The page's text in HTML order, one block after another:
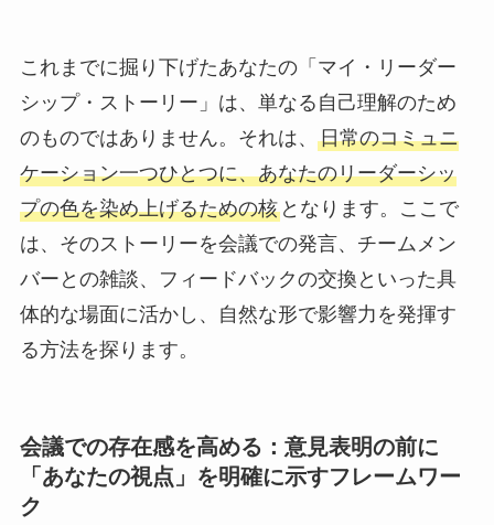
これまでに掘り下げたあなたの「マイ・リーダー
シップ・ストーリー」は、単なる自己理解のため
のものではありません。それは、 日常のコミュニ
ケーション一つひとつに、あなたのリーダーシッ
プの色を染め上げるための核となります。ここで
は、そのストーリーを会議での発言、チームメン
バーとの雑談、フィードバックの交換といった具
体的な場面に活かし、自然な形で影響力を発揮す
る方法を探ります。
会議での存在感を高める：意見表明の前に
「あなたの視点」を明確に示すフレームワー
ク